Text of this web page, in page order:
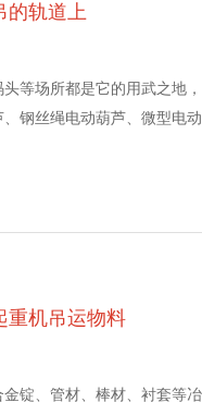
的轨道上
场所都是它的用武之地
钢丝绳电动葫芦、微型电
重机吊运物料
、管材、棒材、衬套等